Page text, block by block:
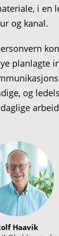
i en
og kanal.
planlagte
og
Haavik